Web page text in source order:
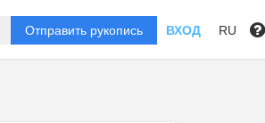
Отправить рукопись ВХОД RU